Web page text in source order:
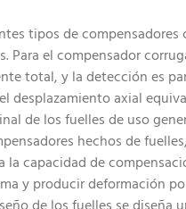
tipos de
Para el compensador
total, y la detección es
desplazamiento axial
de los fuelles de uso
hechos de
la capacidad de
y producir deformación